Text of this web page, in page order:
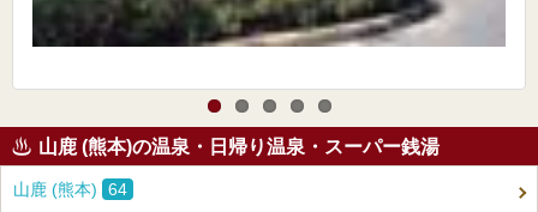
山鹿 (熊本)の温泉・日帰り温泉・スーパー銭湯
山鹿 (熊本) 64